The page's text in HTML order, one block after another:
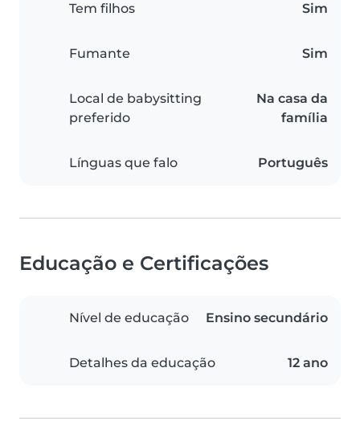
Tem filhos Sim
Fumante Sim
Local de babysitting
preferido
Na casa da
família
Línguas que falo Português
Educação e Certificações
Nível de educação Ensino secundário
Detalhes da educação 12 ano